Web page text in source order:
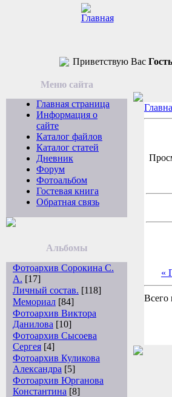
Приветствую Вас Гость
Меню сайта
Главная страница
Информация о
сайте
Каталог файлов
Каталог статей
Дневник
Форум
Фотоальбом
Гостевая книга
Обратная связь
Альбомы
Фотоархив Сорокина С.
А. [17]
Личный состав. [118]
Мемориал [84]
Фотоархив Виктора
Данилова [10]
Фотоархив Сысоева
Сергея [4]
Фотоархив Куликова
Александра [5]
Фотоархив Юрганова
Константина [8]
«
Всего